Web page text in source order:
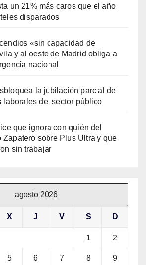
un 21% más caros que el año
disparados
«sin capacidad de
y al oeste de Madrid obliga a
nacional
la jubilación parcial de
laborales del sector público
que ignora con quién del
Zapatero sobre Plus Ultra y que
sin trabajar
agosto 2026
X J V S D
1 2
5 6 7 8 9